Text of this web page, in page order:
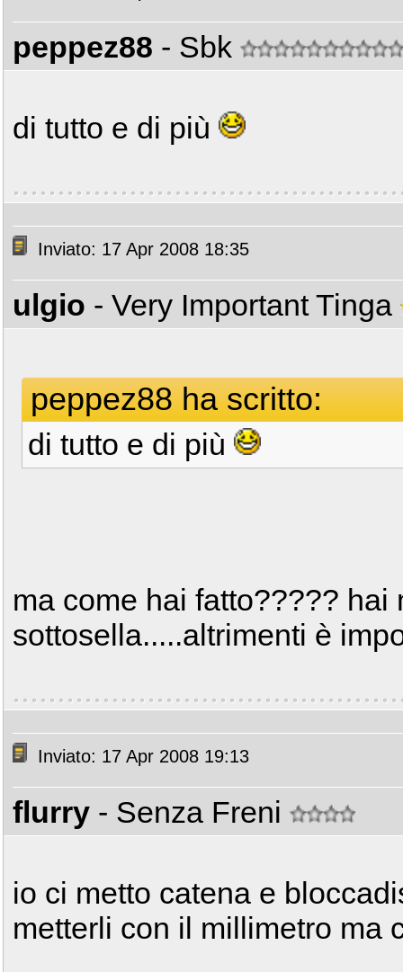
peppez88 - Sbk
di tutto e di più
Inviato: 17 Apr 2008 18:35
ulgio - Very Important Tinga
peppez88 ha scritto:
di tutto e di più
ma come hai fatto????? hai
sottosella.....altrimenti è
Inviato: 17 Apr 2008 19:13
flurry - Senza Freni
io ci metto catena e
metterli con il millimetro ma